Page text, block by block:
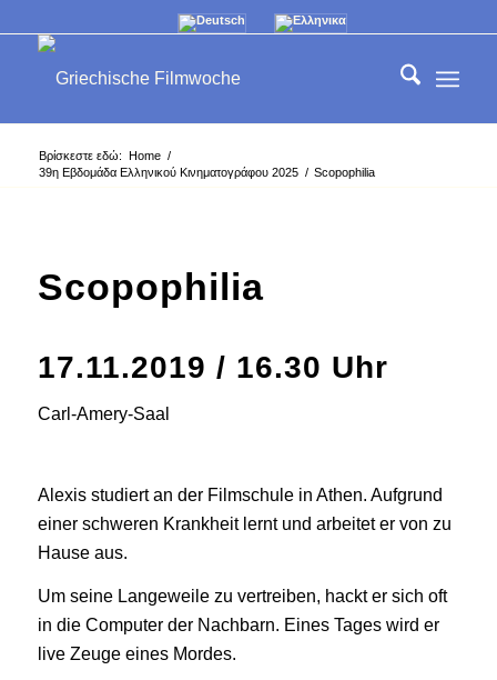
Βρίσκεστε εδώ: Home /
39η Εβδομάδα Ελληνικού Κινηματογράφου 2025 / Scopophilia
Scopophilia
17.11.2019 / 16.30 Uhr
Carl-Amery-Saal
Alexis studiert an der Filmschule in Athen. Aufgrund
einer schweren Krankheit lernt und arbeitet er von zu
Hause aus.
Um seine Langeweile zu vertreiben, hackt er sich oft
in die Computer der Nachbarn. Eines Tages wird er
live Zeuge eines Mordes.